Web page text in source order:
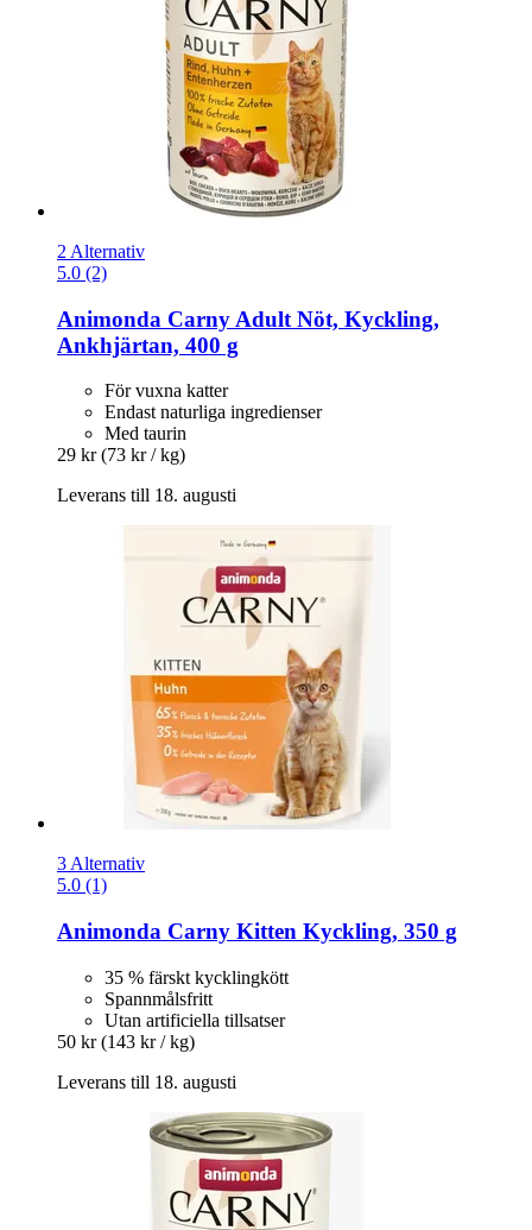
2 Alternativ
5.0 (2)
Animonda Carny Adult Nöt, Kyckling,
Ankhjärtan, 400 g
För vuxna katter
Endast naturliga ingredienser
Med taurin
29 kr (73 kr / kg)
Leverans till 18. augusti
3 Alternativ
5.0 (1)
Animonda Carny Kitten Kyckling, 350 g
35 % färskt kycklingkött
Spannmålsfritt
Utan artificiella tillsatser
50 kr (143 kr / kg)
Leverans till 18. augusti